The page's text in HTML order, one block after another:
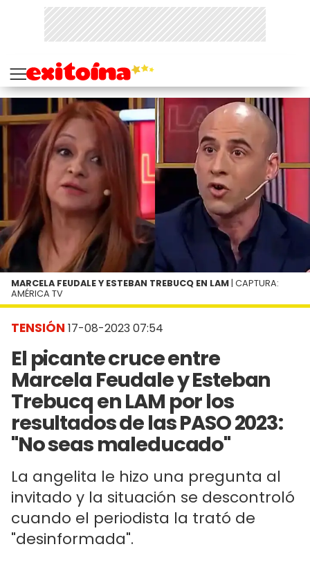
TENSIÓN 17-08-2023 07:54
El picante cruce entre
Marcela Feudale y Esteban
Trebucq en LAM por los
resultados de las PASO 2023:
"No seas maleducado"
La angelita le hizo una pregunta al
invitado y la situación se descontroló
cuando el periodista la trató de
"desinformada".
MARCELA FEUDALE Y ESTEBAN TREBUCQ EN LAM | CAPTURA:
AMÉRICA TV